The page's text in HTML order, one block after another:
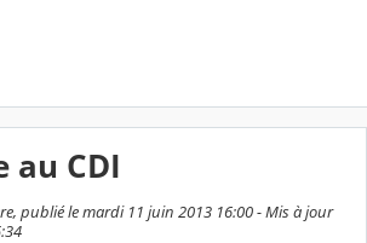
au CDI
publié le mardi 11 juin 2013 16:00 - Mis à jour